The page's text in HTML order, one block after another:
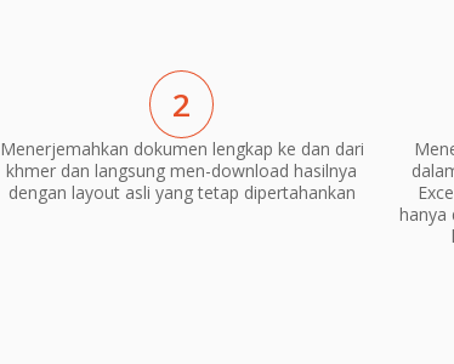
2
Menerjemahkan dokumen lengkap ke dan dari
khmer dan langsung men-download hasilnya
dengan layout asli yang tetap dipertahankan
hanya